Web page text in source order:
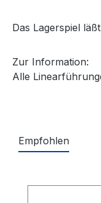
Das Lagerspiel
Zur Information:
Alle
Empfohlen